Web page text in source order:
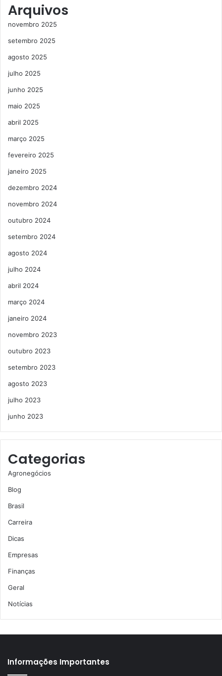
Arquivos
novembro 2025
setembro 2025
agosto 2025
julho 2025
junho 2025
maio 2025
abril 2025
março 2025
fevereiro 2025
janeiro 2025
dezembro 2024
novembro 2024
outubro 2024
setembro 2024
agosto 2024
julho 2024
abril 2024
março 2024
janeiro 2024
novembro 2023
outubro 2023
setembro 2023
agosto 2023
julho 2023
junho 2023
Categorias
Agronegócios
Blog
Brasil
Carreira
Dicas
Empresas
Finanças
Geral
Notícias
Informações Importantes